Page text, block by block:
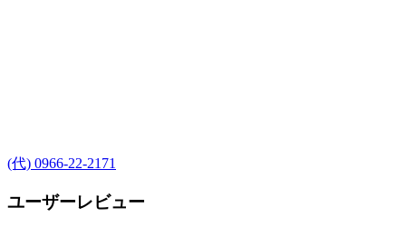
(代) 0966-22-2171
ユーザーレビュー